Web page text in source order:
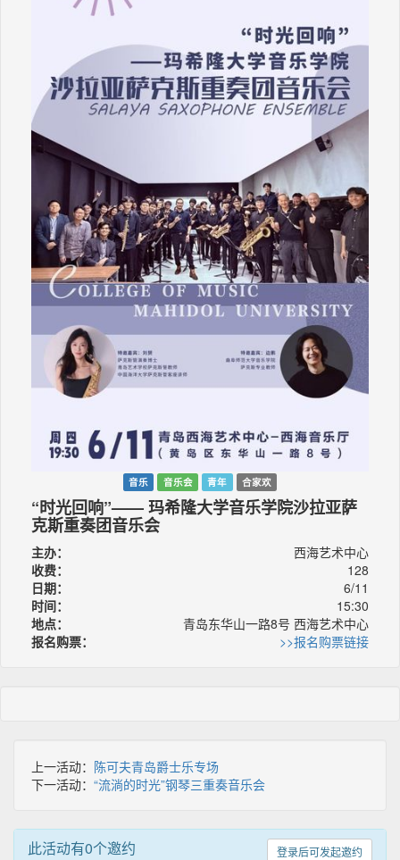
音乐 音乐会 青年 合家欢
“时光回响”—— 玛希隆大学音乐学院沙拉亚萨
克斯重奏团音乐会
主办：
西海艺术中心
收费：
128
日期：
6/11
时间：
15:30
地点：
青岛东华山一路8号 西海艺术中心
报名购票：
>>报名购票链接
上一活动： 陈可夫青岛爵士乐专场
下一活动： “流淌的时光”钢琴三重奏音乐会
登录后可发起邀约
此活动有0个邀约